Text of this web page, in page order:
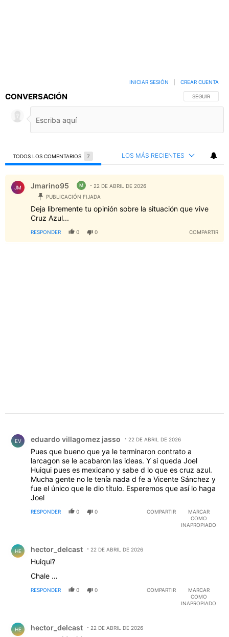
CONVERSACIÓN SIGA ESTA
SEGUIR
INICIAR SESIÓN CREAR CUENTA
TODOS LOS COMENTARIOS 7 LOS MÁS RECIENTES
Todos los comentarios
Comentario de Jmarino95.
JM Jmarino95 M
22 DE ABRIL DE 2026
PUBLICACIÓN FIJADA
Deja libremente tu opinión sobre la situación que vive
Cruz Azul...
RESPONDER 0 0 COMPARTIR
EV eduardo villagomez jasso 22 DE ABRIL DE 2026
Pues que bueno que ya le terminaron contrato a
larcagon se le acabaron las ideas. Y si queda Joel
Huiqui pues es mexicano y sabe d lo que es cruz azul.
Mucha gente no le tenía nada d fe a Vicente Sánchez y
fue el único que le dio título. Esperemos que así lo haga
Joel
RESPONDER 0 0 COMPARTIR
MARCAR
COMO
INAPROPIADO
HE hector_delcast 22 DE ABRIL DE 2026
Huiqui?
Chale …
RESPONDER 0 0 COMPARTIR
MARCAR
COMO
INAPROPIADO
HE hector_delcast 22 DE ABRIL DE 2026